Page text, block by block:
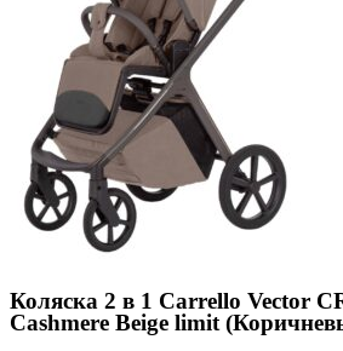
Коляска 2 в 1 Carrello Vector
Cashmere Beige limit